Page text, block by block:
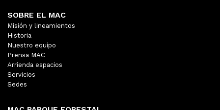
SOBRE EL MAC
Misión y lineamientos
Historia
Nuestro equipo
Prensa MAC
Arrienda espacios
Servicios
Sedes